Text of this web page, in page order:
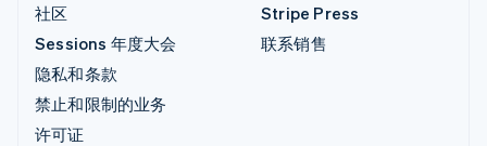
社区
Sessions 年度大会
隐私和条款
禁止和限制的业务
许可证
Stripe Press
联系销售